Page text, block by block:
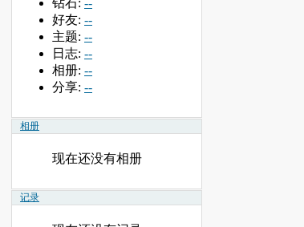
好友: --
主题: --
日志: --
相册: --
分享: --
相册
现在还没有相册
记录